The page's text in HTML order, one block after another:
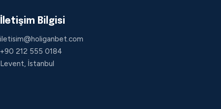
İletişim Bilgisi
iletisim@holiganbet.com
+90 212 555 0184
Levent, İstanbul